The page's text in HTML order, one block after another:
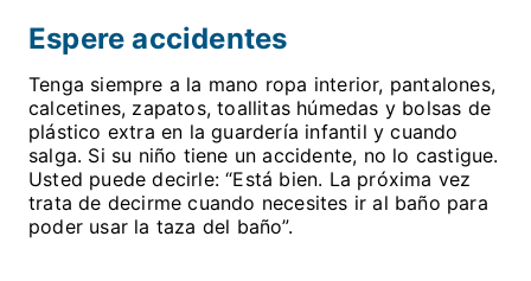
Espere accidentes
Tenga siempre a la mano ropa interior, pantalones,
calcetines, zapatos, toallitas húmedas y bolsas de
plástico extra en la guardería infantil y cuando
salga. Si su niño tiene un accidente, no lo castigue.
Usted puede decirle: “Está bien. La próxima vez
trata de decirme cuando necesites ir al baño para
poder usar la taza del baño”.